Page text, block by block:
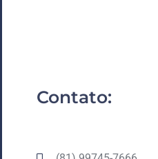
Contato: